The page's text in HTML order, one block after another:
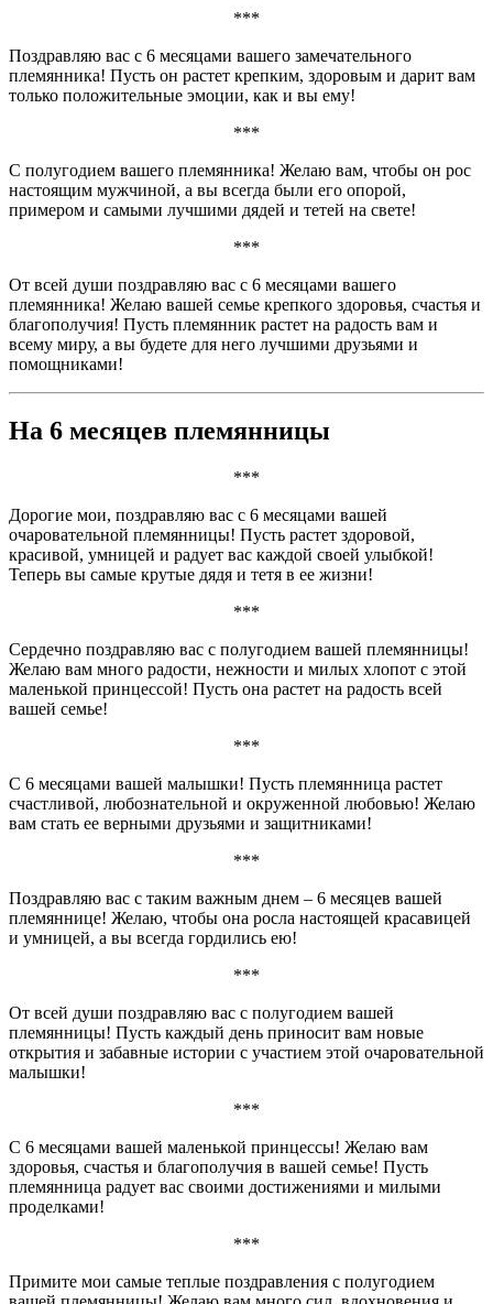
***
Поздравляю вас с 6 месяцами вашего замечательного
племянника! Пусть он растет крепким, здоровым и дарит вам
только положительные эмоции, как и вы ему!
***
С полугодием вашего племянника! Желаю вам, чтобы он рос
настоящим мужчиной, а вы всегда были его опорой,
примером и самыми лучшими дядей и тетей на свете!
***
От всей души поздравляю вас с 6 месяцами вашего
племянника! Желаю вашей семье крепкого здоровья, счастья и
благополучия! Пусть племянник растет на радость вам и
всему миру, а вы будете для него лучшими друзьями и
помощниками!
На 6 месяцев племянницы
***
Дорогие мои, поздравляю вас с 6 месяцами вашей
очаровательной племянницы! Пусть растет здоровой,
красивой, умницей и радует вас каждой своей улыбкой!
Теперь вы самые крутые дядя и тетя в ее жизни!
***
Сердечно поздравляю вас с полугодием вашей племянницы!
Желаю вам много радости, нежности и милых хлопот с этой
маленькой принцессой! Пусть она растет на радость всей
вашей семье!
***
С 6 месяцами вашей малышки! Пусть племянница растет
счастливой, любознательной и окруженной любовью! Желаю
вам стать ее верными друзьями и защитниками!
***
Поздравляю вас с таким важным днем – 6 месяцев вашей
племяннице! Желаю, чтобы она росла настоящей красавицей
и умницей, а вы всегда гордились ею!
***
От всей души поздравляю вас с полугодием вашей
племянницы! Пусть каждый день приносит вам новые
открытия и забавные истории с участием этой очаровательной
малышки!
***
С 6 месяцами вашей маленькой принцессы! Желаю вам
здоровья, счастья и благополучия в вашей семье! Пусть
племянница радует вас своими достижениями и милыми
проделками!
***
Примите мои самые теплые поздравления с полугодием